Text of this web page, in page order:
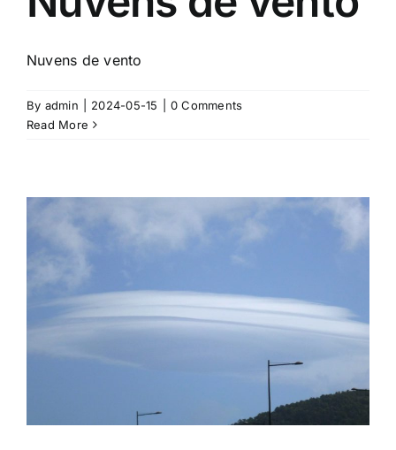
Nuvens de vento
By admin 2024-05-15
0 Comments
Read More